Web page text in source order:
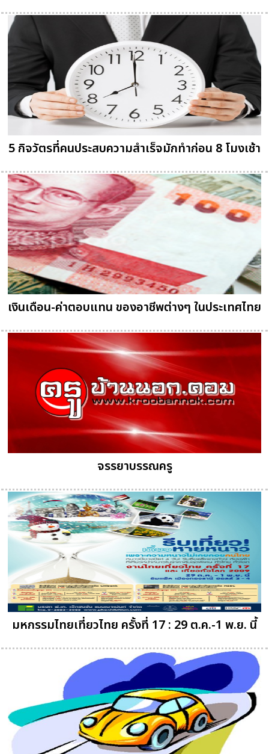
5 กิจวัตรที่คนประสบความสำเร็จมักทำก่อน 8 โมงเช้า
เงินเดือน-ค่าตอบแทน ของอาชีพต่างๆ ในประเทศไทย
จรรยาบรรณครู
มหกรรมไทยเที่ยวไทย ครั้งที่ 17 : 29 ต.ค.-1 พ.ย. นี้